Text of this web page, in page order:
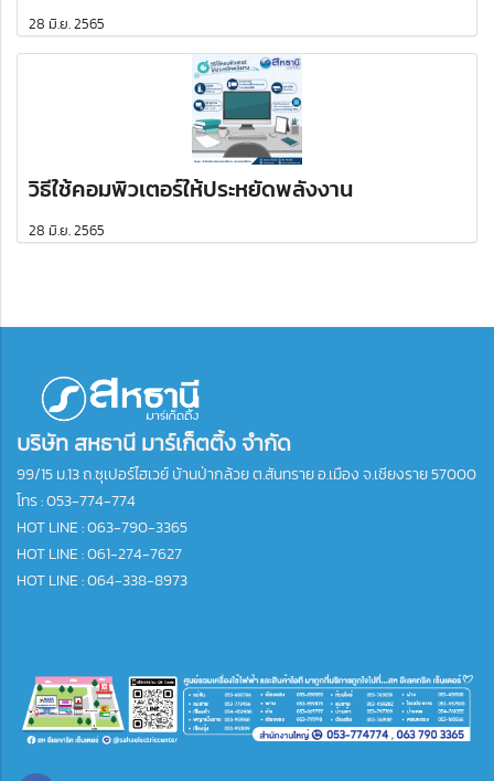
28 มิ.ย. 2565
วิธีใช้คอมพิวเตอร์ให้ประหยัดพลังงาน
28 มิ.ย. 2565
บริษัท สหธานี มาร์เก็ตติ้ง จำกัด
99/15 ม.13 ถ.ซุเปอร์ไฮเวย์ บ้านป่ากล้วย ต.สันทราย อ.เมือง จ.เชียงราย 57000
โทร :053-774-774
HOT LINE : 063-790-3365
HOT LINE : 061-274-7627
HOT LINE : 064-338-8973